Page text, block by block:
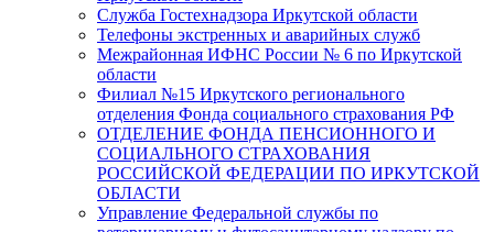
Служба Гостехнадзора Иркутской области
Телефоны экстренных и аварийных служб
Межрайонная ИФНС России № 6 по Иркутской
области
Филиал №15 Иркутского регионального
отделения Фонда социального страхования РФ
ОТДЕЛЕНИЕ ФОНДА ПЕНСИОННОГО И
СОЦИАЛЬНОГО СТРАХОВАНИЯ
РОССИЙСКОЙ ФЕДЕРАЦИИ ПО ИРКУТСКОЙ
ОБЛАСТИ
Управление Федеральной службы по